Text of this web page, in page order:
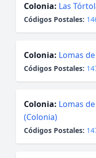
Colonia: Las
Códigos Postales:
Colonia: Lomas
Códigos Postales:
Colonia: Lomas
(Colonia)
Códigos Postales: